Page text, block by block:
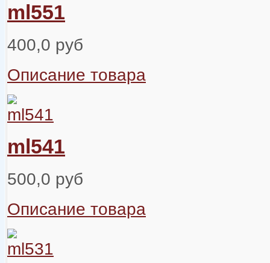
ml551
400,0 руб
Описание товара
ml541
500,0 руб
Описание товара